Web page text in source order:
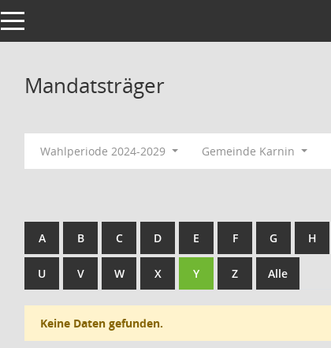
Toggle navigation
Mandatsträger
Wahlperiode 2024-2029 Gemeinde Karnin
A B C D E F G H
U V W X Y Z Alle
Keine Daten gefunden.